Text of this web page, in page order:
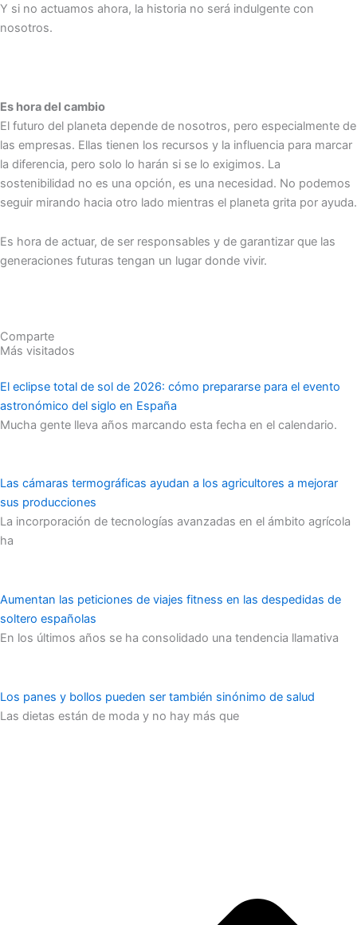
Y si no actuamos ahora, la historia no será indulgente con
nosotros.
Es hora del cambio
El futuro del planeta depende de nosotros, pero especialmente de
las empresas. Ellas tienen los recursos y la influencia para marcar
la diferencia, pero solo lo harán si se lo exigimos. La
sostenibilidad no es una opción, es una necesidad. No podemos
seguir mirando hacia otro lado mientras el planeta grita por ayuda.
Es hora de actuar, de ser responsables y de garantizar que las
generaciones futuras tengan un lugar donde vivir.
Comparte
Más visitados
El eclipse total de sol de 2026: cómo prepararse para el evento
astronómico del siglo en España
Mucha gente lleva años marcando esta fecha en el calendario.
Las cámaras termográficas ayudan a los agricultores a mejorar
sus producciones
La incorporación de tecnologías avanzadas en el ámbito agrícola
ha
Aumentan las peticiones de viajes fitness en las despedidas de
soltero españolas
En los últimos años se ha consolidado una tendencia llamativa
Los panes y bollos pueden ser también sinónimo de salud
Las dietas están de moda y no hay más que